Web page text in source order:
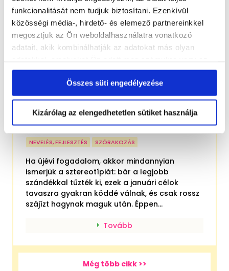
funkcionalitását nem tudjuk biztosítani. Ezenkívül
közösségi média-, hirdető- és elemező partnereinkkel
megosztjuk az Ön weboldalhasználatra vonatkozó
adatait, akik kombinálhatják az adatokat más olyan
Ön által használt más szolgáltatásokból gyűjtöttek.
Összes süti engedélyezése
Kizárólag az elengedhetetlen sütiket használja
7+1 újévi fogadalom az egész családnak
NEVELÉS, FEJLESZTÉS SZÓRAKOZÁS
Ha újévi fogadalom, akkor mindannyian
ismerjük a sztereotípiát: bár a legjobb
szándékkal tűzték ki, ezek a januári célok
tavaszra gyakran köddé válnak, és csak rossz
szájízt hagynak maguk után. Éppen...
Tovább
Még több cikk >>